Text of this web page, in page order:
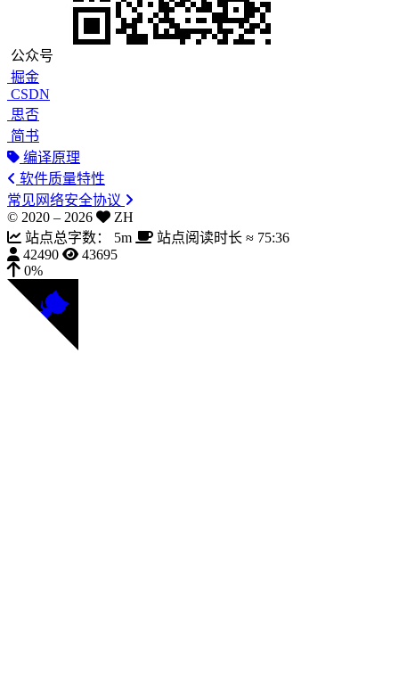
公众号
掘金
CSDN
思否
简书
编译原理
软件质量特性
常见网络安全协议
© 2020 – 2026
ZH
站点总字数：
5m 站点阅读时长 ≈ 75:36
42490
43695
0%